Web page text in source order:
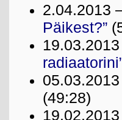
2.04.2013
Päikest?”
(49:28)